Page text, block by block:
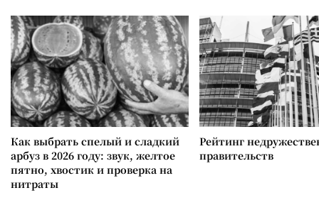
Как выбрать спелый и сладкий
арбуз в 2026 году: звук, желтое
пятно, хвостик и проверка на
нитраты
Рейтинг
правительств